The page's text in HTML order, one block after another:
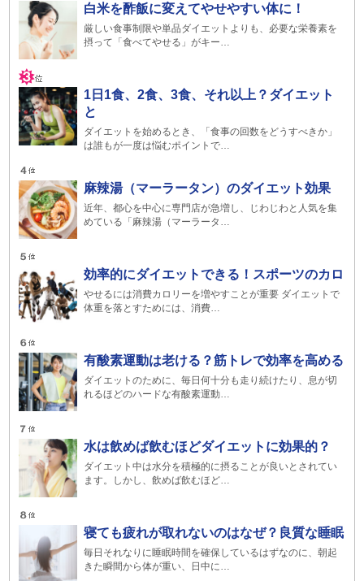
白米を酢飯に変えてやせやすい体に！
厳しい食事制限や単品ダイエットよりも、必要な栄養素を
摂って「食べてやせる」がキー…
1日1食、2食、3食、それ以上？ダイエット
と
ダイエットを始めるとき、「食事の回数をどうすべきか」
は誰もが一度は悩むポイントで…
麻辣湯（マーラータン）のダイエット効果
近年、都心を中心に専門店が急増し、じわじわと人気を集
めている「麻辣湯（マーラータ…
効率的にダイエットできる！スポーツのカロ
やせるには消費カロリーを増やすことが重要 ダイエットで
体重を落とすためには、消費…
有酸素運動は老ける？筋トレで効率を高める
ダイエットのために、毎日何十分も走り続けたり、息が切
れるほどのハードな有酸素運動…
水は飲めば飲むほどダイエットに効果的？
ダイエット中は水分を積極的に摂ることが良いとされてい
ます。しかし、飲めば飲むほど…
寝ても疲れが取れないのはなぜ？良質な睡眠
毎日それなりに睡眠時間を確保しているはずなのに、朝起
きた瞬間から体が重い、日中に…